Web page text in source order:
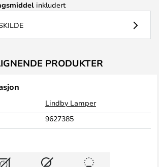
inkludert
PRODUKTER
Lindby Lamper
9627385